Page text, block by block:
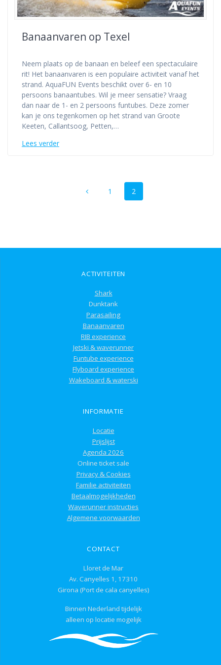
Banaanvaren op Texel
Neem plaats op de banaan en beleef een spectaculaire
rit! Het banaanvaren is een populaire activiteit vanaf het
strand. AquaFUN Events beschikt over 6- en 10
persoons banaantubes. Wil je meer sensatie? Vraag
dan naar de 1- en 2 persoons funtubes. Deze zomer
kan je ons tegenkomen op het strand van Groote
Keeten, Callantsoog, Petten,…
Lees verder
Pagina
1 Pagina
2
ACTIVITEITEN
Shark
Dunktank
Parasailing
Banaanvaren
RIB experience
Jetski & waverunner
Funtube experience
Flyboard experience
Wakeboard & waterski
INFORMATIE
Locatie
Prijslijst
Agenda 2026
Online ticket sale
Privacy & Cookies
Familie activiteiten
Betaalmogelijkheden
Waverunner instructies
Algemene voorwaarden
CONTACT
Lloret de Mar
Av. Canyelles 1, 17310
Girona (Port de cala canyelles)
Binnen Nederland tijdelijk
alleen op locatie mogelijk